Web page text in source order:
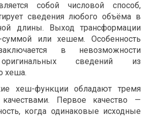
собой числовой способ,
сведения любого объёма в
длины. Выход трансформации
суммой или хешем. Особенность
в невозможности
сведений из
хеша.
хеш-функции обладают тремя
Первое качество —
когда одинаковые исходные